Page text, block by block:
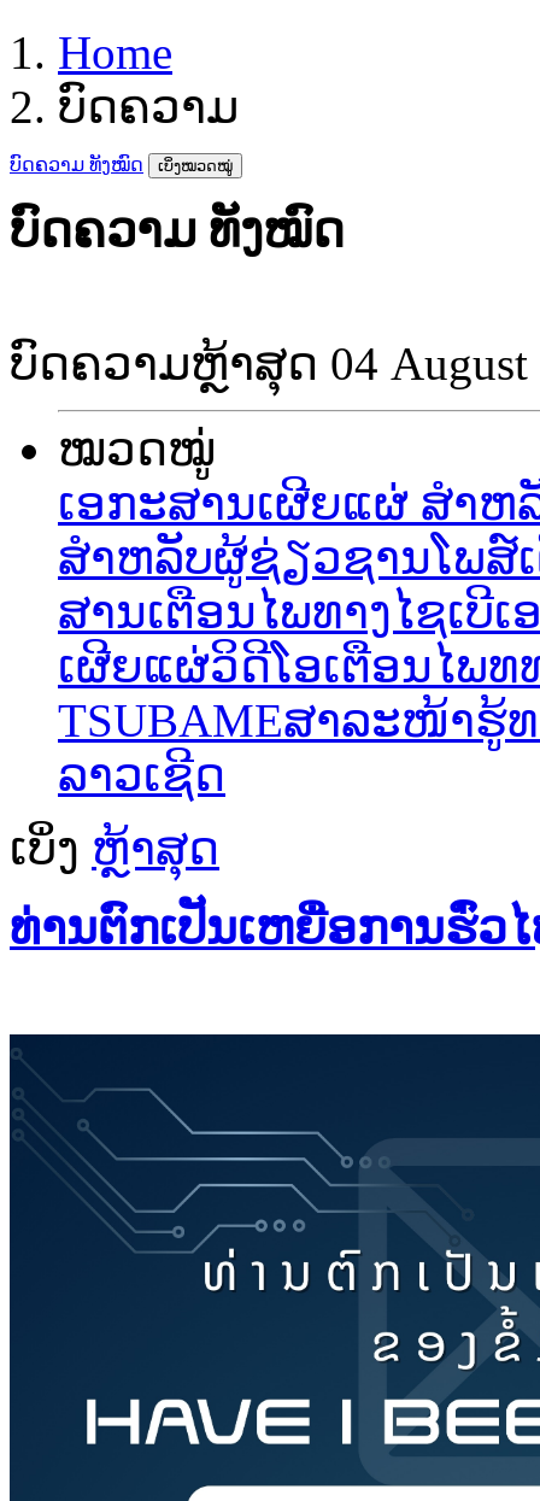
Home
ບົດຄວາມ
ບົດຄວາມ ທັງໝົດ ເບິ່ງໝວດໝູ່
ບົດຄວາມ ທັງໝົດ
ບົດຄວາມຫຼ້າສຸດ 04 August
ໝວດໝູ່
ເອກະສານເຜີຍແຜ່ ສຳຫ
ສຳຫລັບຜູ້ຊ່ຽວຊານໂພສ໌
ສານເຕືອນໄພທາງໄຊເບີເ
ເຜີຍແຜ່ວິດີໂອເຕືອນໄພທ
TSUBAMEສາລະໜ້າຮູ້ທ
ລາວເຊີດ
ເບິ່ງ ຫຼ້າສຸດ
ທ່ານຕົກເປັນເຫຍື່ອການຮົ່ວ